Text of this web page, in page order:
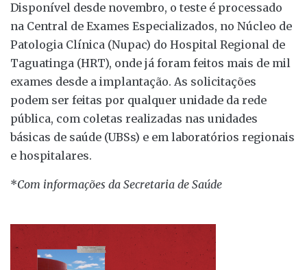
Disponível desde novembro, o teste é processado
na Central de Exames Especializados, no Núcleo de
Patologia Clínica (Nupac) do Hospital Regional de
Taguatinga (HRT), onde já foram feitos mais de mil
exames desde a implantação. As solicitações
podem ser feitas por qualquer unidade da rede
pública, com coletas realizadas nas unidades
básicas de saúde (UBSs) e em laboratórios regionais
e hospitalares.
*Com informações da Secretaria de Saúde